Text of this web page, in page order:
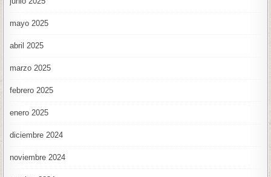
mayo 2025
abril 2025
marzo 2025
febrero 2025
enero 2025
diciembre 2024
noviembre 2024